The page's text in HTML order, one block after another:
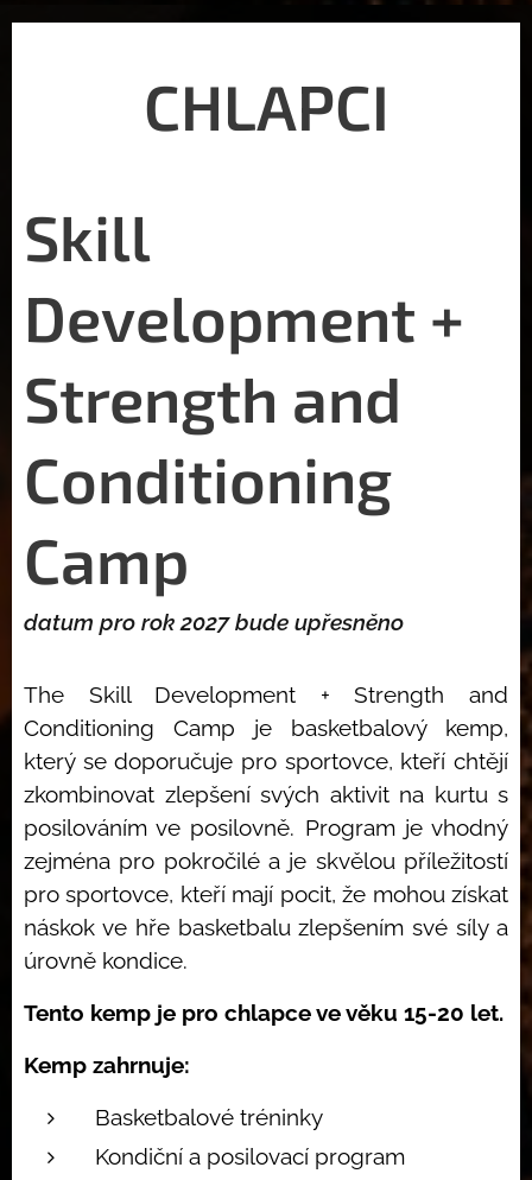
CHLAPCI
Skill
Development +
Strength and
Conditioning
Camp
datum pro rok 2027 bude upřesněno
The Skill Development + Strength and
Conditioning Camp je basketbalový kemp,
který se doporučuje pro sportovce, kteří chtějí
zkombinovat zlepšení svých aktivit na kurtu s
posilováním ve posilovně. Program je vhodný
zejména pro pokročilé a je skvělou příležitostí
pro sportovce, kteří mají pocit, že mohou získat
náskok ve hře basketbalu zlepšením své síly a
úrovně kondice.
Tento kemp je pro chlapce ve věku 15-20 let.
Kemp zahrnuje:
Basketbalové tréninky
Kondiční a posilovací program